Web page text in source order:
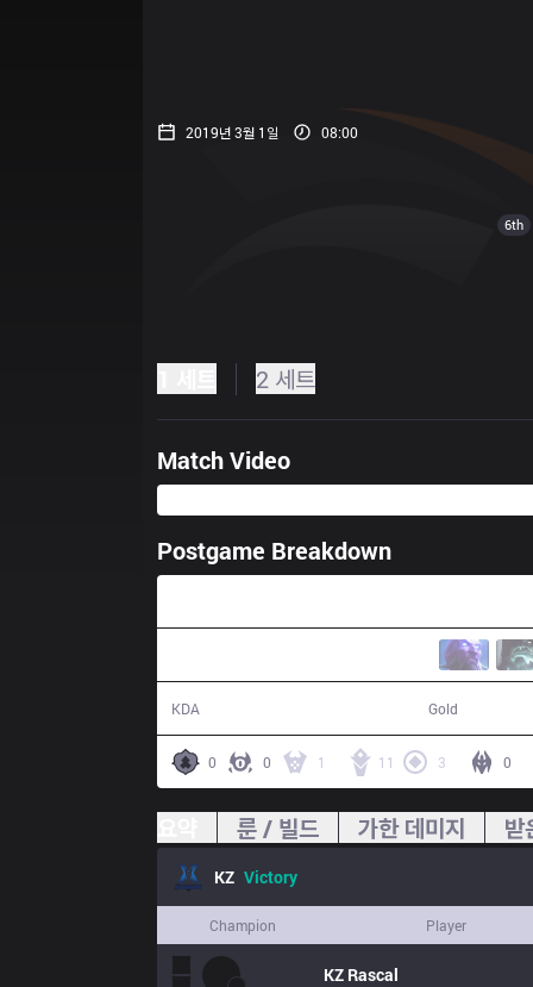
2019년 3월 1일 08:00
6th
2 세트
Match Video
Postgame Breakdown
KDA Gold
0 0 1 11 3 0
룬 / 빌드 가한 데미지 받
KZ Victory
Champion Player
KZ Rascal